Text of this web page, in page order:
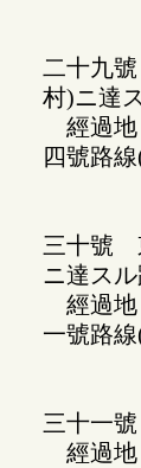
二十九
村)ニ達
經過地
四號路
三十號
ニ達ス
經過地
一號路
三十一
經過地